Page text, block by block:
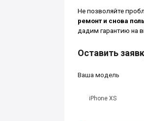
Не позволяйте
ремонт и снова
дадим гарантию на
Оставить
Ваша модель
iPhone XS